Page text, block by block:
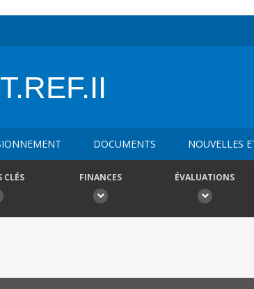
DOCUMENTS NOUVELLES
CLÉS FINANCES ÉVALUATIONS